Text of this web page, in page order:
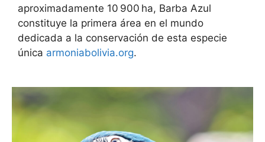
aproximadamente 10 900 ha, Barba Azul
constituye la primera área en el mundo
dedicada a la conservación de esta especie
única armoniabolivia.org.